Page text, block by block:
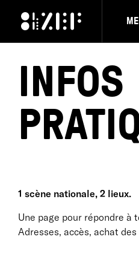
INFOS
1 scène nationale, 2 lieux.
Une page pour répondre à
Adresses, accès, achat